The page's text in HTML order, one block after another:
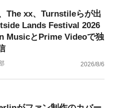
The xx、Turnstileらが出
Lands Festival 2026
MusicとPrime Videoで独
2026/8/6